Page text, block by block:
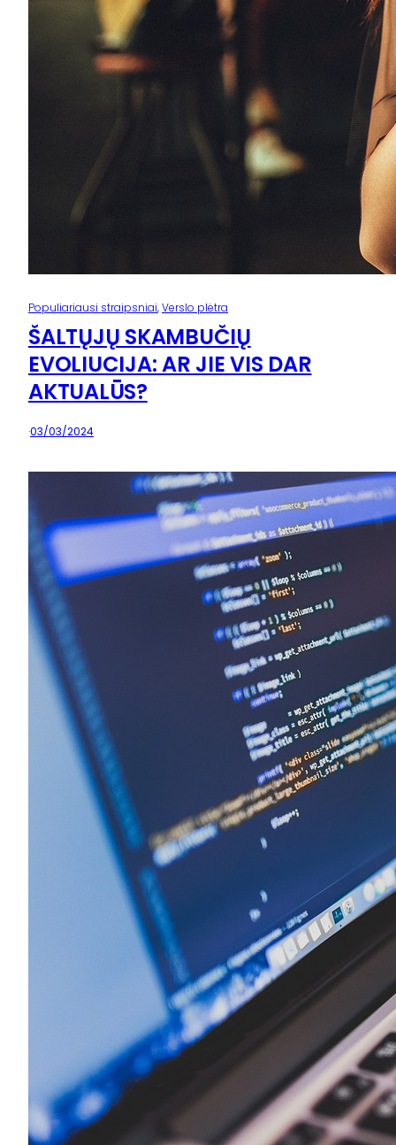
Populiariausi straipsniai, Verslo plėtra
ŠALTŲJŲ SKAMBUČIŲ
EVOLIUCIJA: AR JIE VIS DAR
AKTUALŪS?
·03/03/2024